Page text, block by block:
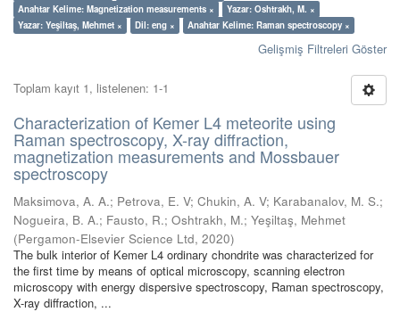
Anahtar Kelime: Magnetization measurements ×
Yazar: Oshtrakh, M. ×
Yazar: Yeşiltaş, Mehmet ×
Dil: eng × Anahtar Kelime: Raman spectroscopy ×
Gelişmiş Filtreleri Göster
Toplam kayıt 1, listelenen: 1-1
Characterization of Kemer L4 meteorite using
Raman spectroscopy, X-ray diffraction,
magnetization measurements and Mossbauer
spectroscopy
Maksimova, A. A.; Petrova, E. V; Chukin, A. V; Karabanalov, M. S.;
Nogueira, B. A.; Fausto, R.; Oshtrakh, M.; Yeşiltaş, Mehmet
(Pergamon-Elsevier Science Ltd, 2020)
The bulk interior of Kemer L4 ordinary chondrite was characterized for
the first time by means of optical microscopy, scanning electron
microscopy with energy dispersive spectroscopy, Raman spectroscopy,
X-ray diffraction, ...